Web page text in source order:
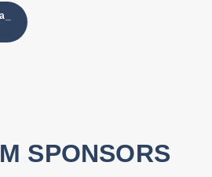
SPONSORS